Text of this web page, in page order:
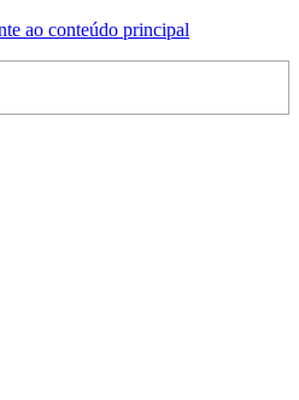
ao conteúdo principal